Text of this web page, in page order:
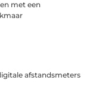
met een
afstandsmeters